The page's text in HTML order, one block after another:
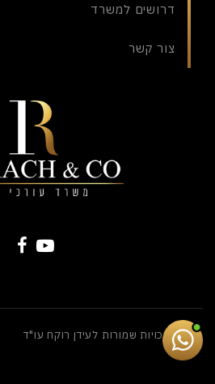
דרושים למשרד
צור קשר
כל הזכויות שמורות לעידן רוקח עו"ד